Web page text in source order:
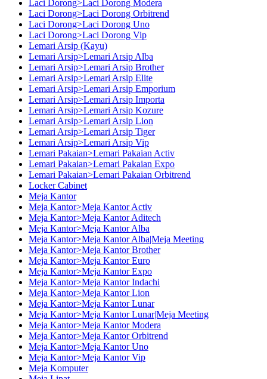
Laci Dorong>Laci Dorong Modera
Laci Dorong>Laci Dorong Orbitrend
Laci Dorong>Laci Dorong Uno
Laci Dorong>Laci Dorong Vip
Lemari Arsip (Kayu)
Lemari Arsip>Lemari Arsip Alba
Lemari Arsip>Lemari Arsip Brother
Lemari Arsip>Lemari Arsip Elite
Lemari Arsip>Lemari Arsip Emporium
Lemari Arsip>Lemari Arsip Importa
Lemari Arsip>Lemari Arsip Kozure
Lemari Arsip>Lemari Arsip Lion
Lemari Arsip>Lemari Arsip Tiger
Lemari Arsip>Lemari Arsip Vip
Lemari Pakaian>Lemari Pakaian Activ
Lemari Pakaian>Lemari Pakaian Expo
Lemari Pakaian>Lemari Pakaian Orbitrend
Locker Cabinet
Meja Kantor
Meja Kantor>Meja Kantor Activ
Meja Kantor>Meja Kantor Aditech
Meja Kantor>Meja Kantor Alba
Meja Kantor>Meja Kantor Alba|Meja Meeting
Meja Kantor>Meja Kantor Brother
Meja Kantor>Meja Kantor Euro
Meja Kantor>Meja Kantor Expo
Meja Kantor>Meja Kantor Indachi
Meja Kantor>Meja Kantor Lion
Meja Kantor>Meja Kantor Lunar
Meja Kantor>Meja Kantor Lunar|Meja Meeting
Meja Kantor>Meja Kantor Modera
Meja Kantor>Meja Kantor Orbitrend
Meja Kantor>Meja Kantor Uno
Meja Kantor>Meja Kantor Vip
Meja Komputer